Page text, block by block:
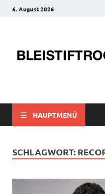
6. August 2026
HAUPTMENÜ
SCHLAGWORT: